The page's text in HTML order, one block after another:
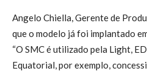
Angelo Chiella, Gerente de
que o modelo já foi implantado
“O SMC é utilizado pela Light,
Equatorial, por exemplo,